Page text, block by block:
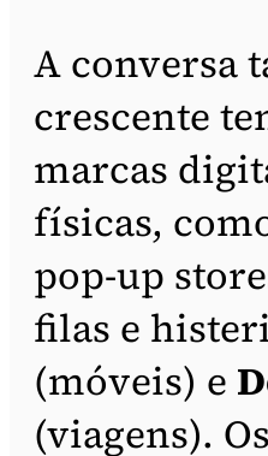
A conversa
crescente
marcas
físicas,
pop-up
filas e
(móveis) e
(viagens).